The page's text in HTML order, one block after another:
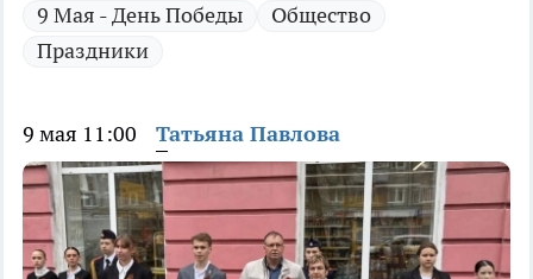
9 Мая - День Победы
Общество
Праздники
9 мая 11:00 Татьяна Павлова